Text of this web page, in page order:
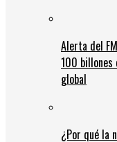
Alerta del
100 billones
global
¿Por qué la